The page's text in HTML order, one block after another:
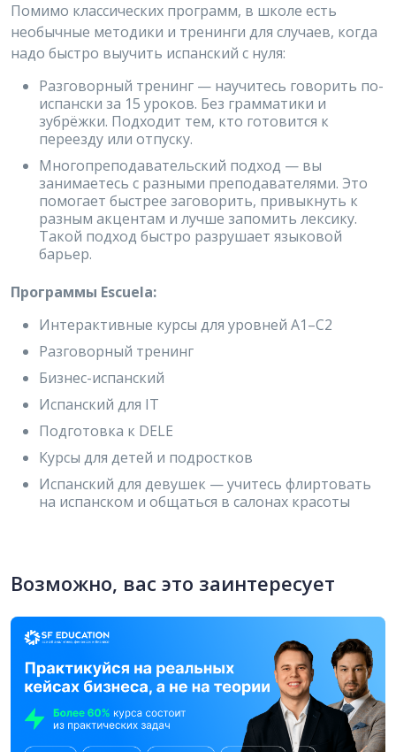
Помимо классических программ, в школе есть
необычные методики и тренинги для случаев, когда
надо быстро выучить испанский с нуля:
Разговорный тренинг — научитесь говорить по-
испански за 15 уроков. Без грамматики и
зубрёжки. Подходит тем, кто готовится к
переезду или отпуску.
Многопреподавательский подход — вы
занимаетесь с разными преподавателями. Это
помогает быстрее заговорить, привыкнуть к
разным акцентам и лучше запомить лексику.
Такой подход быстро разрушает языковой
барьер.
Программы Escuela:
Интерактивные курсы для уровней A1–C2
Разговорный тренинг
Бизнес-испанский
Испанский для IT
Подготовка к DELE
Курсы для детей и подростков
Испанский для девушек — учитесь флиртовать
на испанском и общаться в салонах красоты
Возможно, вас это заинтересует